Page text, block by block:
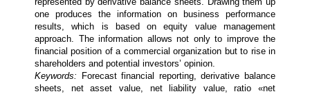
one produces the information on business performance
results, which is based on equity value management
approach. The information allows not only to improve the
financial position of a commercial organization but to rise in
shareholders and potential investors’ opinion.
Keywords: Forecast financial reporting, derivative balance
sheets, net asset value, net liability value, ratio «net